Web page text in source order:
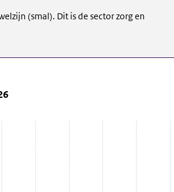
(smal). Dit is de sector zorg en
2026' and go to datatable
1e kwartaal 2026
kwartaal 2026
23150.